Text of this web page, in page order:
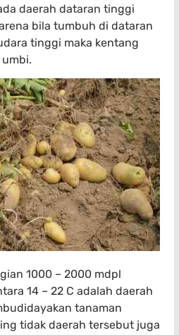
daerah dataran tinggi
bila tumbuh di dataran
tinggi maka kentang
1000 – 2000 mdpl
14 – 22 C adalah daerah
tanaman
tidak daerah tersebut juga